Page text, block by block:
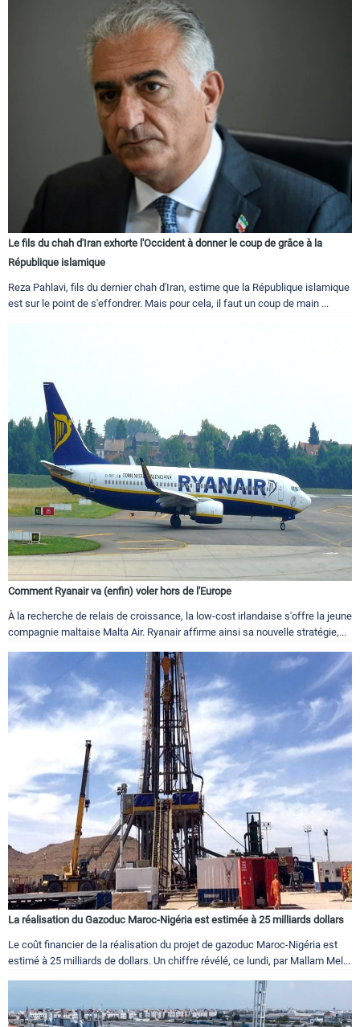
Le fils du chah d'Iran exhorte l'Occident à donner le coup de grâce à la
République islamique
Reza Pahlavi, fils du dernier chah d'Iran, estime que la République islamique
est sur le point de s'effondrer. Mais pour cela, il faut un coup de main ...
Comment Ryanair va (enfin) voler hors de l'Europe
À la recherche de relais de croissance, la low-cost irlandaise s'offre la jeune
compagnie maltaise Malta Air. Ryanair affirme ainsi sa nouvelle stratégie,...
La réalisation du Gazoduc Maroc-Nigéria est estimée à 25 milliards dollars
Le coût financier de la réalisation du projet de gazoduc Maroc-Nigéria est
estimé à 25 milliards de dollars. Un chiffre révélé, ce lundi, par Mallam Mel...